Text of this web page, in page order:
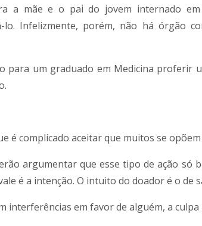
a mãe e o pai do jovem internado
lo. Infelizmente, porém, não há órgão
para um graduado em Medicina proferir
é complicado aceitar que muitos se
argumentar que esse tipo de ação só
é a intenção. O intuito do doador é o de
interferências em favor de alguém, a